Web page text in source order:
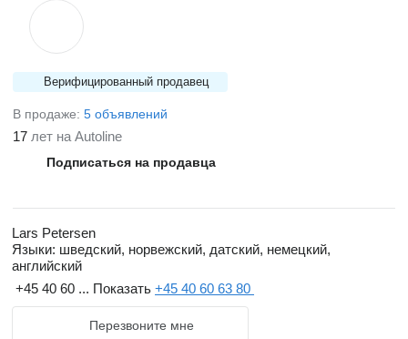
Верифицированный продавец
В продаже: 5 объявлений
17 лет на Autoline
Подписаться на продавца
Lars Petersen
Языки: шведский, норвежский, датский, немецкий,
английский
+45 40 60 ... Показать +45 40 60 63 80
Перезвоните мне